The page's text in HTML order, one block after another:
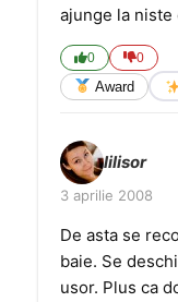
ajunge la niste
0 0
Award
lilisor
3 aprilie 2008
De asta se
baie. Se
usor. Plus ca